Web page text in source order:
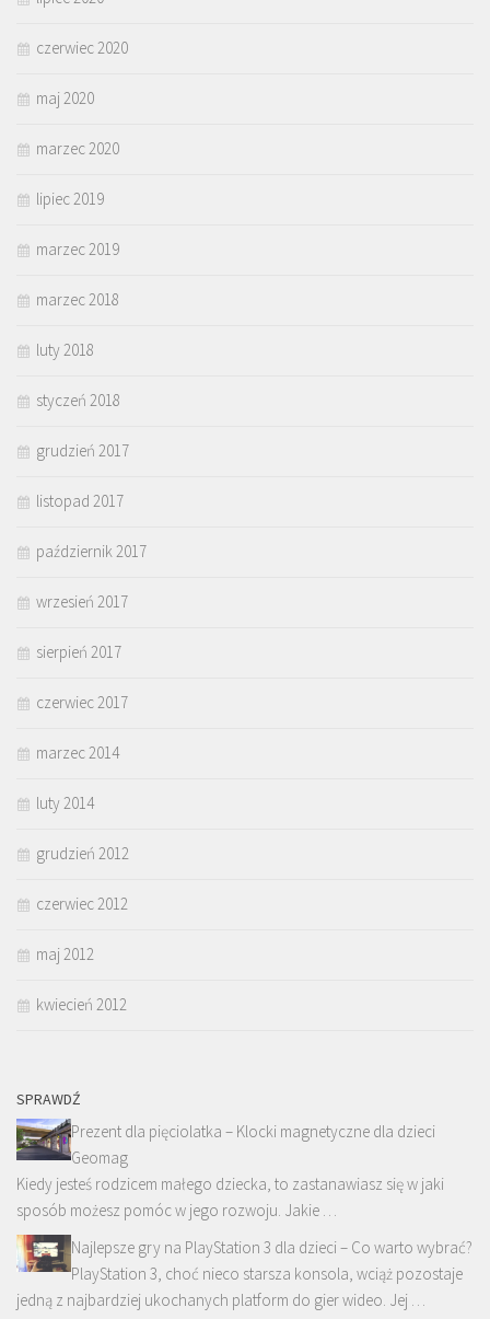
czerwiec 2020
maj 2020
marzec 2020
lipiec 2019
marzec 2019
marzec 2018
luty 2018
styczeń 2018
grudzień 2017
listopad 2017
październik 2017
wrzesień 2017
sierpień 2017
czerwiec 2017
marzec 2014
luty 2014
grudzień 2012
czerwiec 2012
maj 2012
kwiecień 2012
SPRAWDŹ
Prezent dla pięciolatka – Klocki magnetyczne dla dzieci
Geomag
Kiedy jesteś rodzicem małego dziecka, to zastanawiasz się w jaki
sposób możesz pomóc w jego rozwoju. Jakie …
Najlepsze gry na PlayStation 3 dla dzieci – Co warto wybrać?
PlayStation 3, choć nieco starsza konsola, wciąż pozostaje
jedną z najbardziej ukochanych platform do gier wideo. Jej …